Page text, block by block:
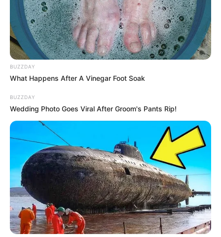
BUZZDAY
What Happens After A Vinegar Foot Soak
BUZZDAY
Wedding Photo Goes Viral After Groom's Pants Rip!